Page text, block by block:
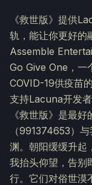
《救世版》提供
轨，能让你更好的
Assemble
Go Give One，一
COVID-19供疫苗
支持Lacuna开发
《救世版》是最
（991374653）
渊。朝阳缓缓升起
我抬头仰望，告别
行。它们对俗世漠